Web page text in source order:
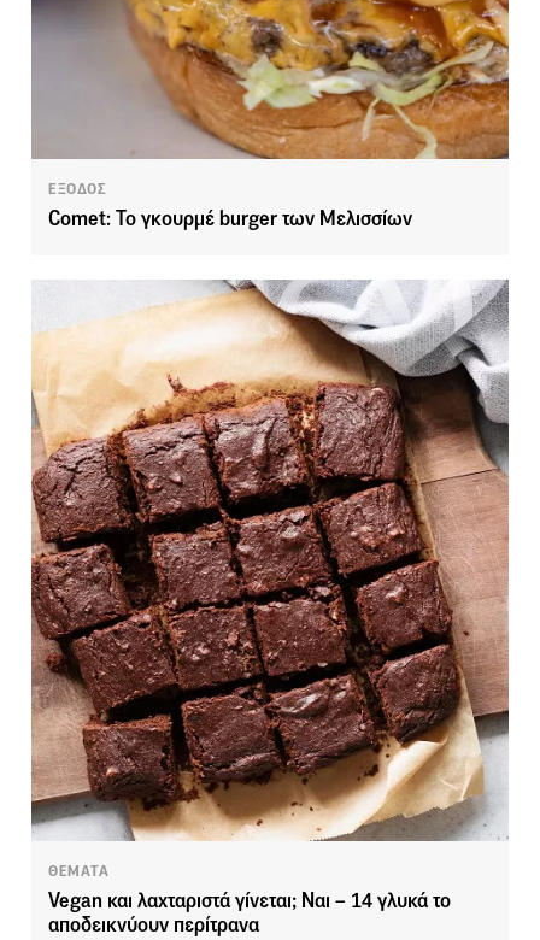
ΕΞΟΔΟΣ
Comet: Το γκουρμέ burger των Μελισσίων
ΘΕΜΑΤΑ
Vegan και λαχταριστά γίνεται; Ναι – 14 γλυκά το
αποδεικνύουν περίτρανα